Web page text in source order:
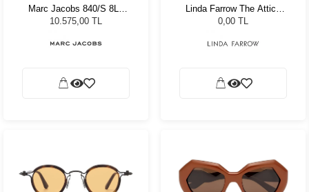
Marc Jacobs 840/S 8LZ
6060 Unisex Güneş
10.575,00 TL
Linda Farrow The Attico
İrene Orange/Silver -
Gözlüğü
0,00 TL